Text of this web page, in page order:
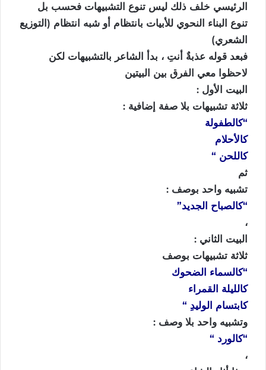
الرئيسي خلف ذلك ليس تنوع التشبيهات فحسب بل
تنوع البناء النحوي للأبيات بانتظام أو شبه انتظام (التوزيع
الشعري)
فبعد قوله عذبةٌ أنتِ ، بدأ الشاعر بالتشبيهات لكن
لاحظوا معي الفرق بين البيتين
البيت الأول :
ثلاثة تشبيهات بلا صفة إضافية :
“كالطفولة
كالأحلام
كاللحن “
ثم
تشبيه واحد بوصف :
“كالصباح الجديد”
،
البيت الثاني :
ثلاثة تشبيهات بوصف
“كالسماء الضحوك
كالليلة القمراء
كابتسام الوليدِ “
وتشبيه واحد بلا وصف :
“كالورد “
،